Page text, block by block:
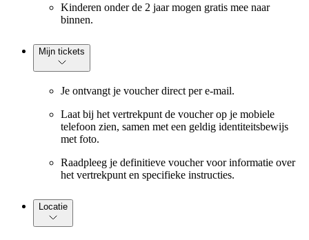
Kinderen onder de 2 jaar mogen gratis mee naar
binnen.
Mijn tickets
Je ontvangt je voucher direct per e-mail.
Laat bij het vertrekpunt de voucher op je mobiele
telefoon zien, samen met een geldig identiteitsbewijs
met foto.
Raadpleeg je definitieve voucher voor informatie over
het vertrekpunt en specifieke instructies.
Locatie